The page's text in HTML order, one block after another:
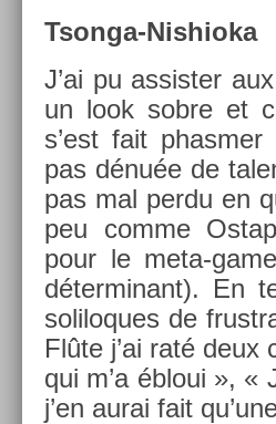
Tsonga-Nishioka
J’ai pu as­sist­er
un look sobre et
s’est fait
pas dénuée de
pas mal perdu en
peu comme
pour le meta-
déter­minant). En
sol­iloques de
Flûte j’ai raté
qui m’a ébloui », «
j’en aurai fait